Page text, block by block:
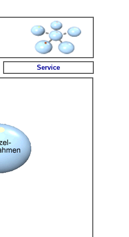
Service